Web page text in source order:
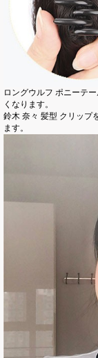
ロングウルフ ポニーテ
くなります。
鈴木 奈々 髪型 クリップ
ます。